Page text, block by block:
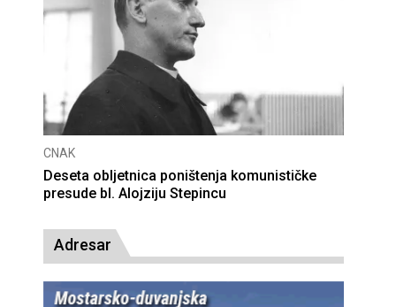
CNAK
Deseta obljetnica poništenja komunističke
presude bl. Alojziju Stepincu
Adresar